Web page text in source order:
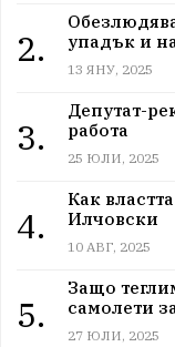
2.
упадък и
13 ЯНУ, 2025
3.
Депутат-
работа
25 ЮЛИ, 2025
4.
Как
Илчовски
10 АВГ, 2025
5.
Защо
самолети
27 ЮЛИ, 2025